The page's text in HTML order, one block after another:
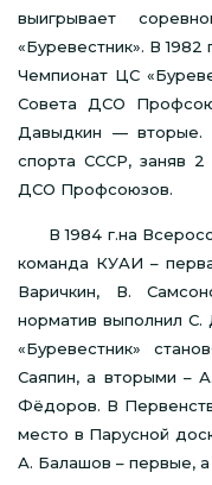
выигрывает
«Буревестник». В
Чемпионат ЦС
Совета ДСО
Давыдкин — вторые.
спорта СССР, заняв
ДСО Профсоюзов.
В 1984 г.на
команда КУАИ –
Варичкин, В.
норматив выполнил
«Буревестник»
Саяпин, а вторыми –
Фёдоров. В
место в Парусной
А. Балашов – первые,